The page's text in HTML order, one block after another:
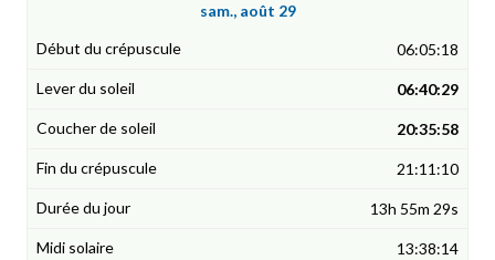
sam., août 29
06:05:18
06:40:29
20:35:58
21:11:10
13h 55m 29s
13:38:14